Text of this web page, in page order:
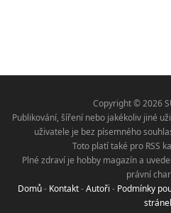
Copyright © 2026
Publikování, šíření nebo jakékoliv jiné
uživatele je bez písemného
Toto platí také pro RSS
Plné zdraví je hobby magazín a
právní
Domů- Kontakt-Autoři - Podmínky